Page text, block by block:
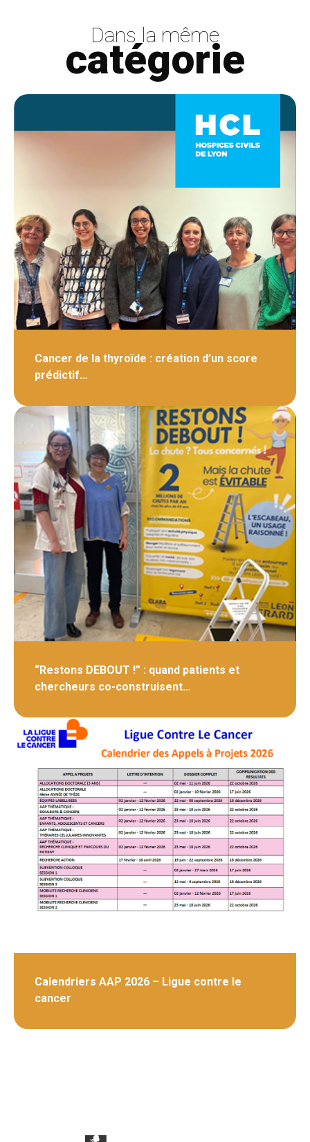
Dans la même
catégorie
Cancer de la thyroïde : création d’un score
prédictif…
“Restons DEBOUT !” : quand patients et
chercheurs co-construisent…
Calendriers AAP 2026 – Ligue contre le
cancer